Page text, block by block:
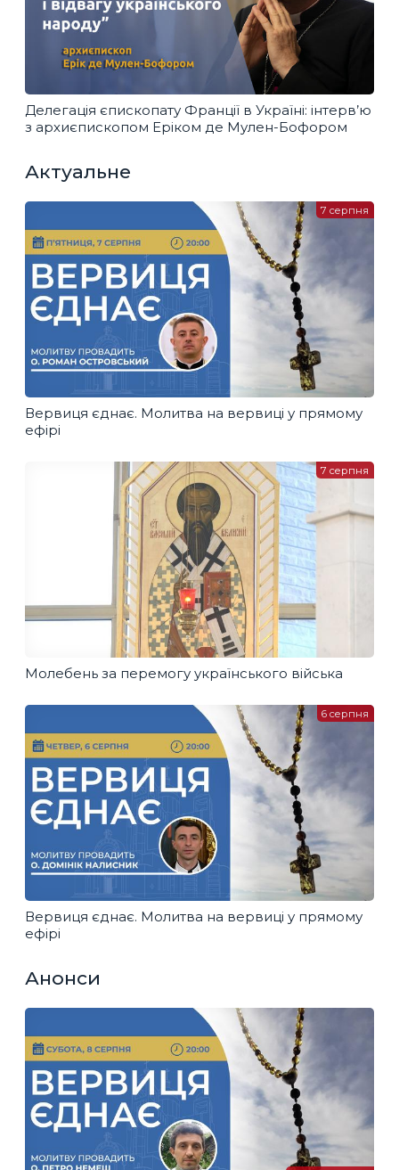
Делегація єпископату Франції в Україні: інтерв’ю
з архиєпископом Еріком де Мулен-Бофором
Актуальне
Вервиця єднає. Молитва на вервиці у прямому
ефірі
7 серпня
Молебень за перемогу українського війська
7 серпня
Вервиця єднає. Молитва на вервиці у прямому
ефірі
6 серпня
Анонси